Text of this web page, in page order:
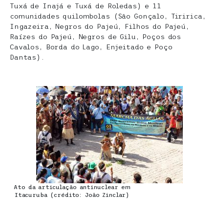
Tuxá de Inajá e Tuxá de Roledas) e 11
comunidades quilombolas (São Gonçalo, Tiririca,
Ingazeira, Negros do Pajeú, Filhos do Pajeú,
Raízes do Pajeú, Negros de Gilu, Poços dos
Cavalos, Borda do Lago, Enjeitado e Poço
Dantas).
Ato da articulação antinuclear em
Itacuruba (crédito: João Zinclar)